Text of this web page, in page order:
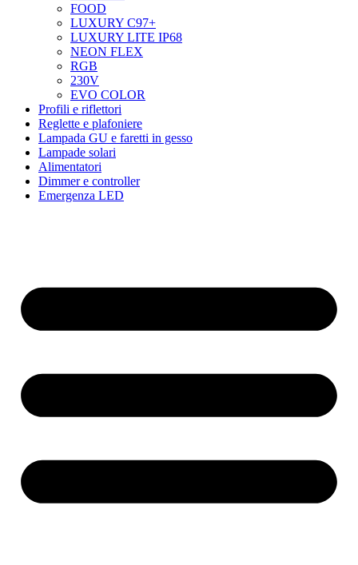
FOOD
LUXURY C97+
LUXURY LITE IP68
NEON FLEX
RGB
230V
EVO COLOR
Profili e riflettori
Reglette e plafoniere
Lampada GU e faretti in gesso
Lampade solari
Alimentatori
Dimmer e controller
Emergenza LED